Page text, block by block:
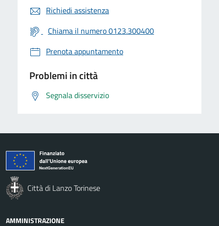
Richiedi assistenza
Chiama il numero 0123.300400
Prenota appuntamento
Problemi in città
Segnala disservizio
Città di Lanzo Torinese
AMMINISTRAZIONE